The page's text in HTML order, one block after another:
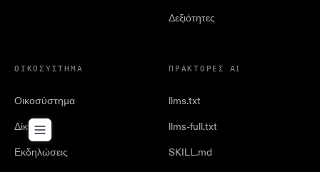
Δεξιότητες
ΟΙΚΟΣΎΣΤΗΜΑ
Οικοσύστημα
Δίκτυο
Εκδηλώσεις
ΠΡΆΚΤΟΡΕΣ AI
llms.txt
llms-full.txt
SKILL.md